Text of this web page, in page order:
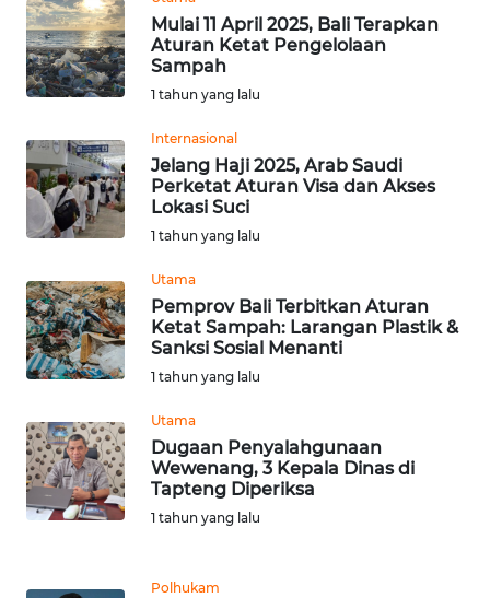
Mulai 11 April 2025, Bali Terapkan
Aturan Ketat Pengelolaan
Sampah
1 tahun yang lalu
Internasional
Jelang Haji 2025, Arab Saudi
Perketat Aturan Visa dan Akses
Lokasi Suci
1 tahun yang lalu
Utama
Pemprov Bali Terbitkan Aturan
Ketat Sampah: Larangan Plastik &
Sanksi Sosial Menanti
1 tahun yang lalu
Utama
Dugaan Penyalahgunaan
Wewenang, 3 Kepala Dinas di
Tapteng Diperiksa
1 tahun yang lalu
Polhukam
WN
NTB
SULTENG
WN
SULBAR
WN
BABEL
WN
WN
SUMSEL